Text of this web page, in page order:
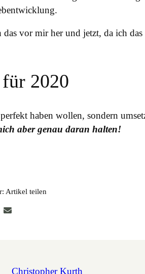
das vor mir her und jetzt, da ich
2020
haben wollen, sondern
aber genau daran halten!
Artikel teilen
Christopher Kurth